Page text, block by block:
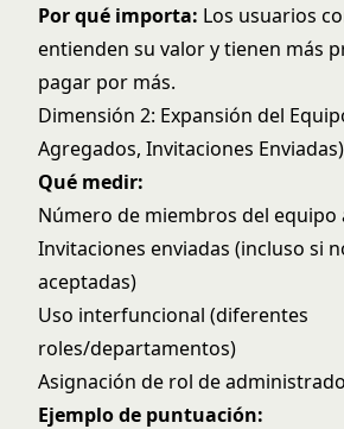
Por qué importa: Los usuarios
entienden su valor y tienen más
pagar por más.
Dimensión 2: Expansión del
Agregados, Invitaciones Enviadas)
Qué medir:
Número de miembros del equipo
Invitaciones enviadas (incluso si
aceptadas)
Uso interfuncional (diferentes
roles/departamentos)
Asignación de rol de
Ejemplo de puntuación: